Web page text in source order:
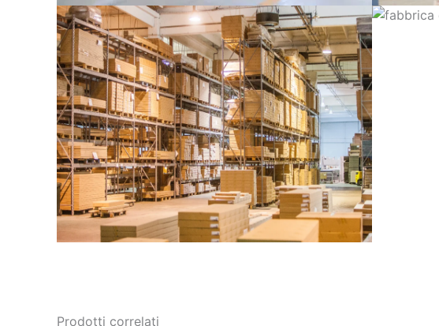
Prodotti correlati